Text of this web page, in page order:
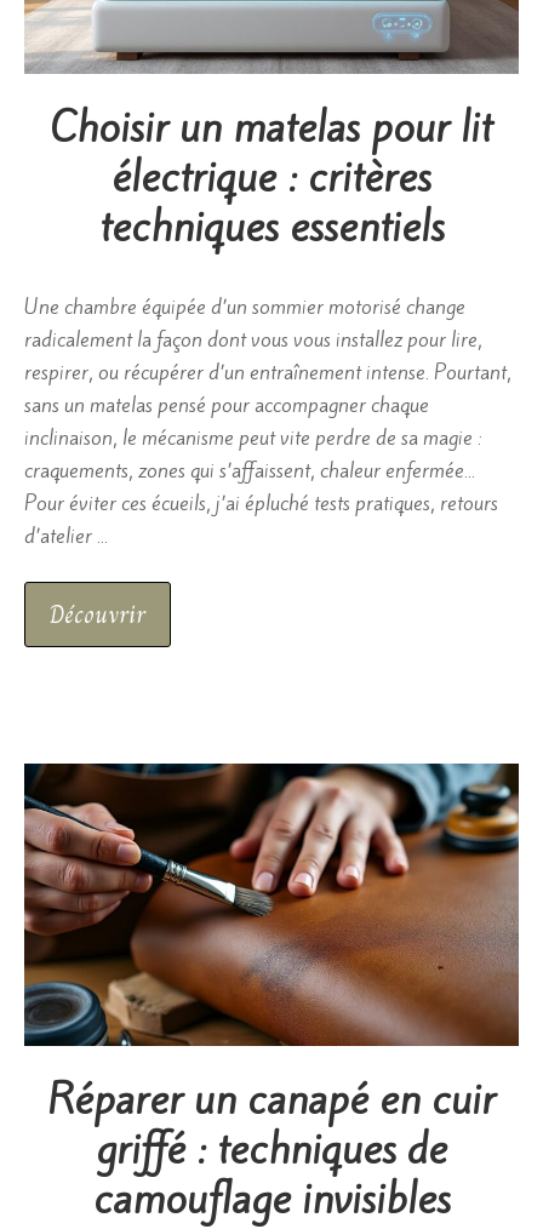
Choisir un matelas pour lit
électrique : critères
techniques essentiels
Une chambre équipée d’un sommier motorisé change
radicalement la façon dont vous vous installez pour lire,
respirer, ou récupérer d’un entraînement intense. Pourtant,
sans un matelas pensé pour accompagner chaque
inclinaison, le mécanisme peut vite perdre de sa magie :
craquements, zones qui s’affaissent, chaleur enfermée…
Pour éviter ces écueils, j’ai épluché tests pratiques, retours
d’atelier …
Découvrir
Réparer un canapé en cuir
griffé : techniques de
camouflage invisibles